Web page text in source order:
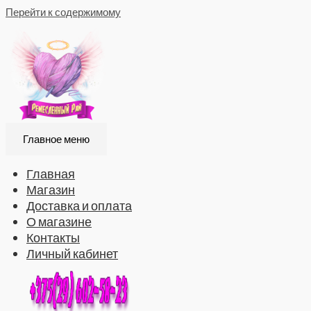
Перейти к содержимому
Главное меню
Главная
Магазин
Доставка и оплата
О магазине
Контакты
Личный кабинет